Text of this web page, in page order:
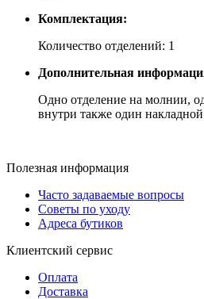
Комплектация:
Количество отделений: 1
Дополнительная
Одно отделение на молнии,
внутри также один
Полезная информация
Часто задаваемые вопросы
Советы по уходу
Адреса бутиков
Клиентский сервис
Оплата
Доставка